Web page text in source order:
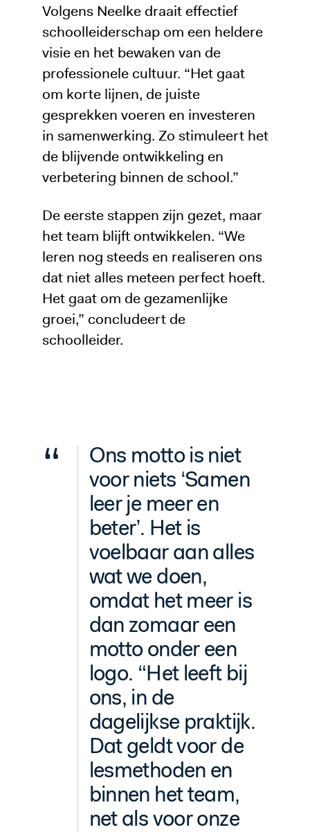
Volgens Neelke draait effectief
schoolleiderschap om een heldere
visie en het bewaken van de
professionele cultuur. “Het gaat
om korte lijnen, de juiste
gesprekken voeren en investeren
in samenwerking. Zo stimuleert het
de blijvende ontwikkeling en
verbetering binnen de school.”
De eerste stappen zijn gezet, maar
het team blijft ontwikkelen. “We
leren nog steeds en realiseren ons
dat niet alles meteen perfect hoeft.
Het gaat om de gezamenlijke
groei,” concludeert de
schoolleider.
“
Ons motto is niet
voor niets ‘Samen
leer je meer en
beter’. Het is
voelbaar aan alles
wat we doen,
omdat het meer is
dan zomaar een
motto onder een
logo. “Het leeft bij
ons, in de
dagelijkse praktijk.
Dat geldt voor de
lesmethoden en
binnen het team,
net als voor onze